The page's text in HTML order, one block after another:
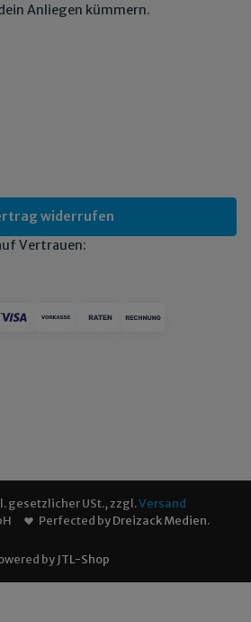
Anliegen kümmern.
widerrufen
Vertrauen:
gesetzlicher USt., zzgl.Versand
Perfected byDreizack Medien.
by JTL-Shop